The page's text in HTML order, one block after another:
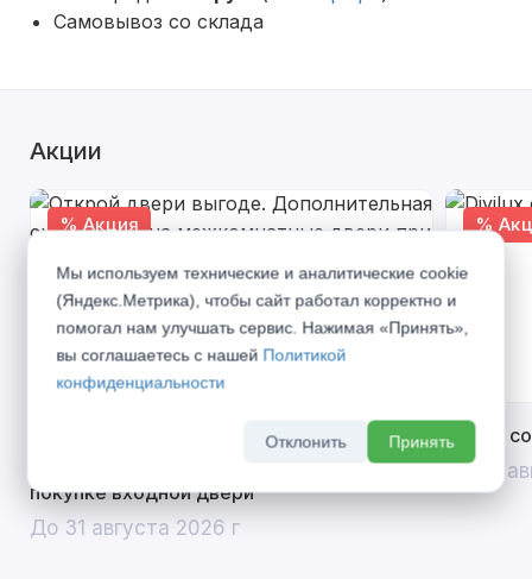
Самовывоз со склада
Акции
% Акция
Открой двери выгоде. Дополнительная
скидка 10% на межкомнатные двери при
покупке входной двери
До 31 августа 2026 г
%
Divilux
До 31
Мы используем технические и аналитические cookie
(Яндекс.Метрика), чтобы сайт работал корректно и
помогал нам улучшать сервис. Нажимая «Принять»,
вы соглашаетесь с нашей Политикой
конфиденциальности
Отклонить Принять